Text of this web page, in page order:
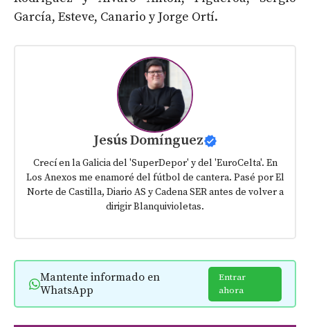
García, Esteve, Canario y Jorge Ortí.
Jesús Domínguez
Crecí en la Galicia del 'SuperDepor' y del 'EuroCelta'. En
Los Anexos me enamoré del fútbol de cantera. Pasé por El
Norte de Castilla, Diario AS y Cadena SER antes de volver a
dirigir Blanquivioletas.
Mantente informado en
WhatsApp
Entrar
ahora